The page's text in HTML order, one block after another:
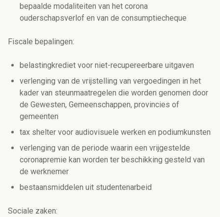
bepaalde modaliteiten van het corona
ouderschapsverlof en van de consumptiecheque
Fiscale bepalingen:
belastingkrediet voor niet-recupereerbare uitgaven
verlenging van de vrijstelling van vergoedingen in het
kader van steunmaatregelen die worden genomen door
de Gewesten, Gemeenschappen, provincies of
gemeenten
tax shelter voor audiovisuele werken en podiumkunsten
verlenging van de periode waarin een vrijgestelde
coronapremie kan worden ter beschikking gesteld van
de werknemer
bestaansmiddelen uit studentenarbeid
Sociale zaken: